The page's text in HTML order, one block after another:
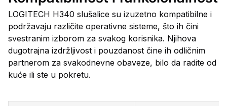
LOGITECH H340 slušalice su izuzetno kompatibilne i
podržavaju različite operativne sisteme, što ih čini
svestranim izborom za svakog korisnika. Njihova
dugotrajna izdržljivost i pouzdanost čine ih odličnim
partnerom za svakodnevne obaveze, bilo da radite od
kuće ili ste u pokretu.